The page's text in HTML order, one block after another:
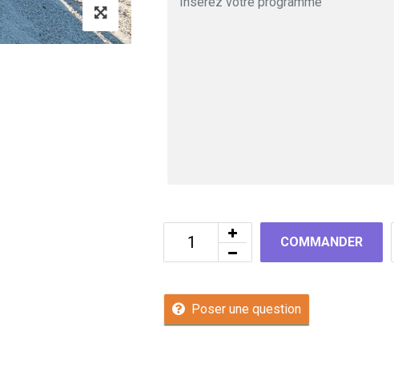
COMMANDER
Poser une question